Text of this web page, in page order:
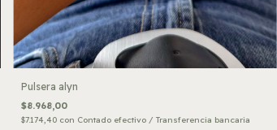
Pulsera alyn
$8.968,00
$7.174,40 con Contado efectivo / Transferencia bancaria